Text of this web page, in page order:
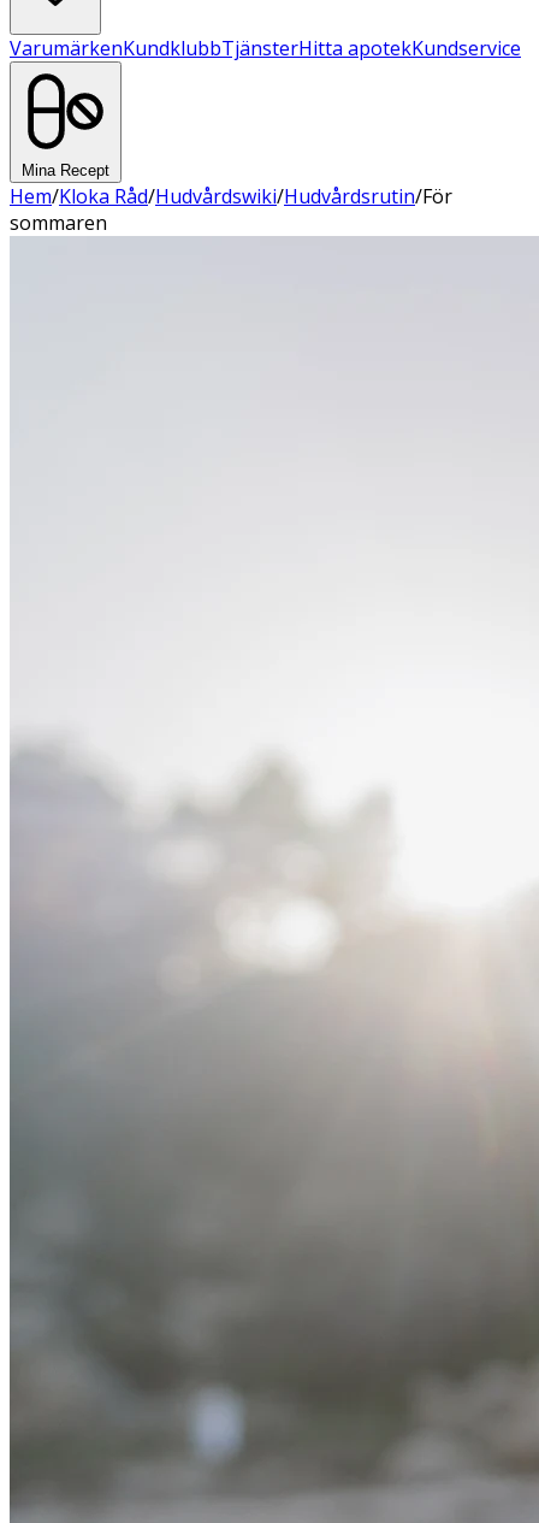
VarumärkenKundklubbTjänsterHitta apotekKundservice
Mina Recept
Hem/Kloka Råd/Hudvårdswiki/Hudvårdsrutin/För
sommaren